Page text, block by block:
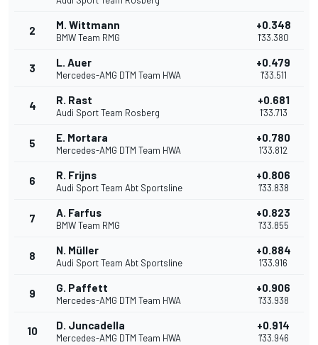
2 M. Wittmann
BMW Team RMG
+0.348
1'33.380
3 L. Auer
Mercedes-AMG DTM Team HWA
+0.479
1'33.511
4 R. Rast
Audi Sport Team Rosberg
+0.681
1'33.713
5 E. Mortara
Mercedes-AMG DTM Team HWA
+0.780
1'33.812
6 R. Frijns
Audi Sport Team Abt Sportsline
+0.806
1'33.838
7 A. Farfus
BMW Team RMG
+0.823
1'33.855
8 N. Müller
Audi Sport Team Abt Sportsline
+0.884
1'33.916
9 G. Paffett
Mercedes-AMG DTM Team HWA
+0.906
1'33.938
10 D. Juncadella
Mercedes-AMG DTM Team HWA
+0.914
1'33.946